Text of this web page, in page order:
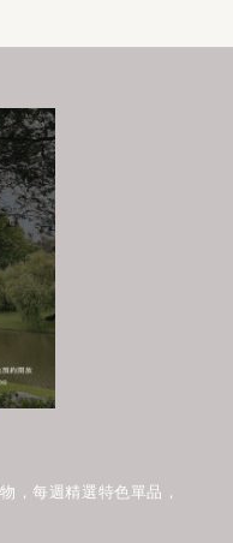
，每週精選特色單品，